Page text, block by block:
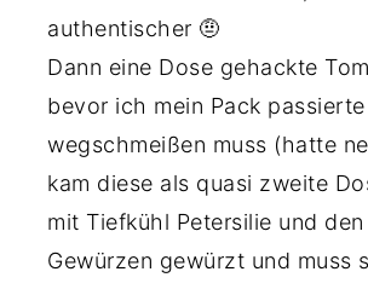
authentischer 🤨
Dann eine Dose gehackte
bevor ich mein Pack
wegschmeißen muss (hatte
kam diese als quasi zweite
mit Tiefkühl Petersilie und
Gewürzen gewürzt und muss